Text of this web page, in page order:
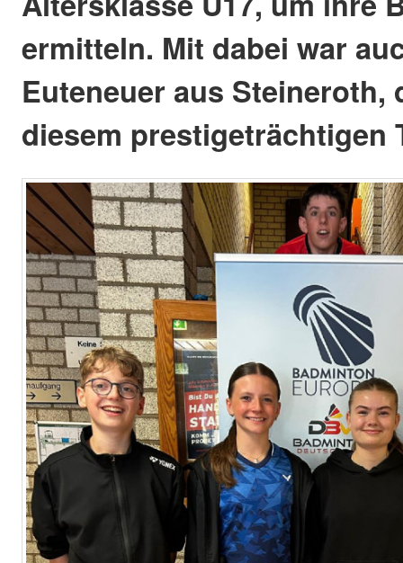
ermitteln. Mit dabei war
Euteneuer aus Steineroth,
diesem prestigeträchtigen